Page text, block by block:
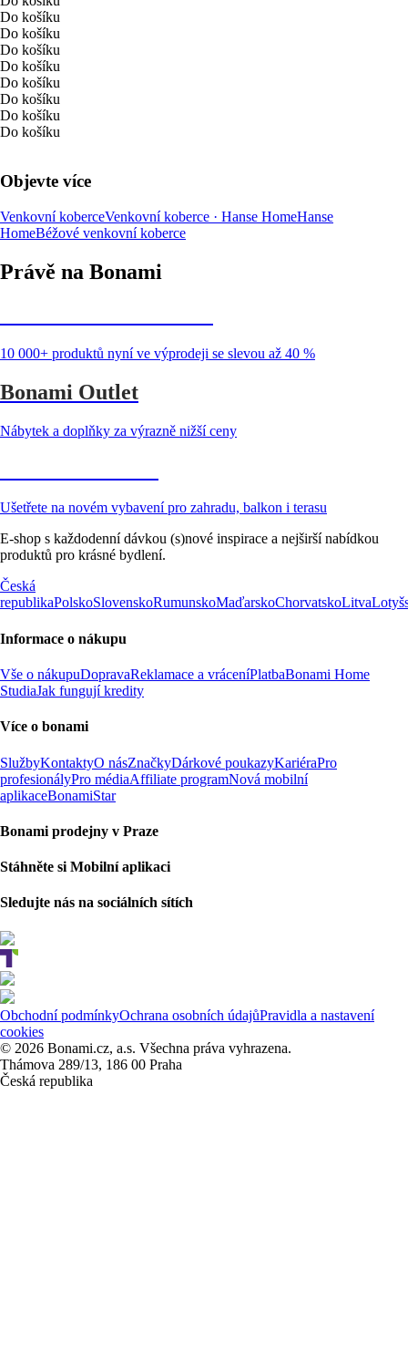
Do košíku
Do košíku
Do košíku
Do košíku
Do košíku
Do košíku
Do košíku
Do košíku
Objevte více
Venkovní koberceVenkovní koberce · Hanse HomeHanse
HomeBéžové venkovní koberce
Právě na Bonami
10 000+ produktů nyní ve výprodeji se slevou až 40 %
Bonami Outlet
Nábytek a doplňky za výrazně nižší ceny
Ušetřete na novém vybavení pro zahradu, balkon i terasu
E-shop s každodenní dávkou (s)nové inspirace a nejširší nabídkou
produktů pro krásné bydlení.
Česká
republikaPolskoSlovenskoRumunskoMaďarskoChorvatskoLitva
Informace o nákupu
Vše o nákupuDopravaReklamace a vráceníPlatbaBonami Home
StudiaJak fungují kredity
Více o bonami
SlužbyKontaktyO násZnačkyDárkové poukazyKariéraPro
profesionályPro médiaAffiliate programNová mobilní
aplikaceBonamiStar
Bonami prodejny v Praze
Stáhněte si Mobilní aplikaci
Sledujte nás na sociálních sítích
Obchodní podmínkyOchrana osobních údajůPravidla a nastavení
cookies
© 2026 Bonami.cz, a.s. Všechna práva vyhrazena.
Thámova 289/13, 186 00 Praha
Česká republika